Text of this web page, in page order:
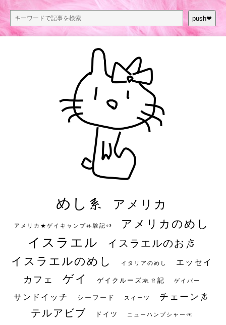
push❤︎
めし系 アメリカ
アメリカ★ゲイキャンプ体験記S3 アメリカのめし
イスラエル イスラエルのお店
イスラエルのめし イタリアのめし エッセイ
カフェ ゲイ ゲイクルーズ旅日記 ゲイバー
サンドイッチ シーフード スイーツ チェーン店
テルアビブ ドイツ ニューハンプシャー州